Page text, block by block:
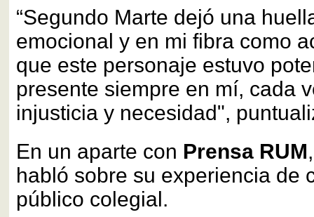
“Segundo Marte dejó una
emocional y en mi fibra como
que este personaje estuvo
presente siempre en mí, cada
injusticia y necesidad",
En un aparte con Prensa RUM
habló sobre su experiencia de
público colegial.